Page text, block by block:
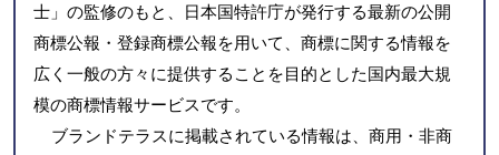
士」の監修のもと、日本国特許庁が発行する最新の公開
商標公報・登録商標公報を用いて、商標に関する情報を
広く一般の方々に提供することを目的とした国内最大規
模の商標情報サービスです。
ブランドテラスに掲載されている情報は、商用・非商